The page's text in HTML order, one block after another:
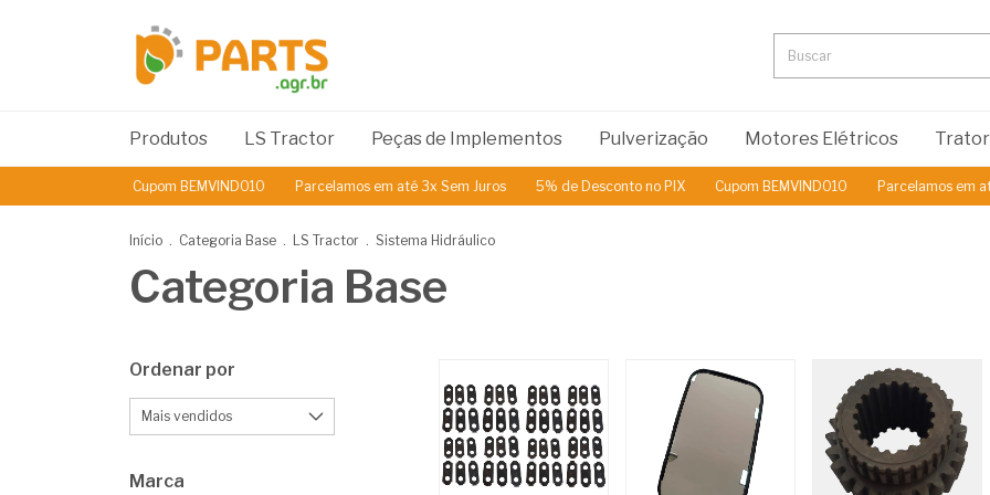
Produtos LS Tractor Peças de Implementos Pulverização Motores Elétricos
Cupom BEMVINDO10 Parcelamos em até 3x Sem Juros 5% de Desconto no PIX Cupom BEMVINDO10 Parcelamos em até 3x Sem
Início . Categoria Base . LS Tractor . Sistema Hidráulico
Categoria Base
Ordenar por
Marca